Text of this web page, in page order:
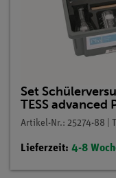
Set
TESS advanced
Artikel-Nr.: 25274-88 |
Lieferzeit: 4-8